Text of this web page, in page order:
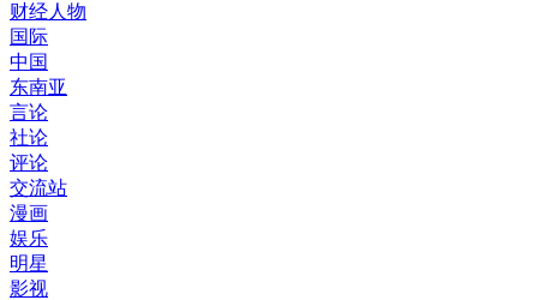
财经人物
国际
中国
东南亚
言论
社论
评论
交流站
漫画
娱乐
明星
影视